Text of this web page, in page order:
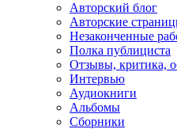
Авторский блог
Авторские
Незаконченные
Полка публициста
Отзывы, критика,
Интервью
Аудиокниги
Альбомы
Сборники